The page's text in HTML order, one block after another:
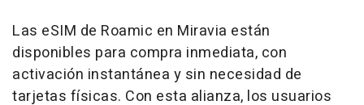
Las eSIM de Roamic en Miravia están
disponibles para compra inmediata, con
activación instantánea y sin necesidad de
tarjetas físicas. Con esta alianza, los usuarios